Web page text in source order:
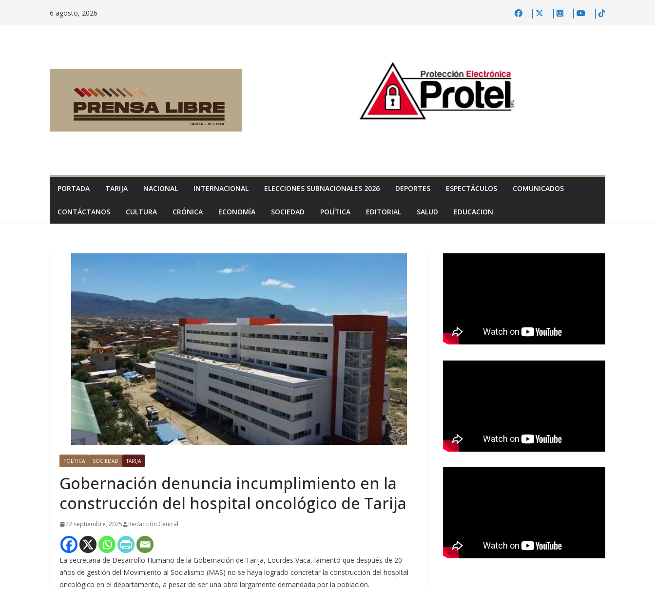
6 agosto, 2026
PORTADA TARIJA NACIONAL INTERNACIONAL ELECCIONES SUBNACIONALES 2026 DEPORTES ESPECTÁCULOS COMUNICADOS
CONTÁCTANOS CULTURA CRÓNICA ECONOMÍA SOCIEDAD POLÍTICA EDITORIAL SALUD EDUCACION
POLÍTICA SOCIEDAD TARIJA
Gobernación denuncia incumplimiento en la
construcción del hospital oncológico de Tarija
22 septiembre, 2025 Redacción Central
La secretaria de Desarrollo Humano de la Gobernación de Tarija, Lourdes Vaca, lamentó que después de 20
años de gestión del Movimiento al Socialismo (MAS) no se haya logrado concretar la construcción del hospital
oncológico en el departamento, a pesar de ser una obra largamente demandada por la población.